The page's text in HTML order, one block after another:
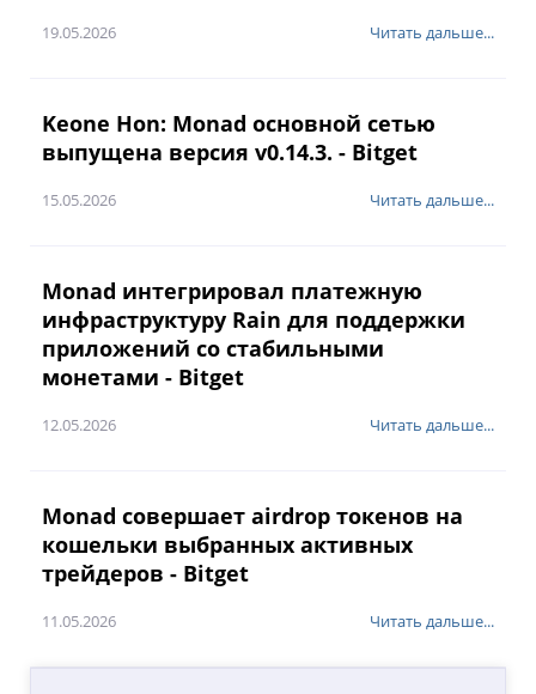
19.05.2026 Читать дальше...
Keone Hon: Monad основной сетью
выпущена версия v0.14.3. - Bitget
15.05.2026 Читать дальше...
Monad интегрировал платежную
инфраструктуру Rain для поддержки
приложений со стабильными
монетами - Bitget
12.05.2026 Читать дальше...
Monad совершает airdrop токенов на
кошельки выбранных активных
трейдеров - Bitget
11.05.2026 Читать дальше...